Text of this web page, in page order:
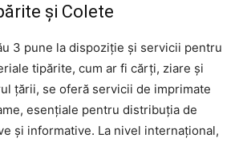
și Colete
3 pune la dispoziție și servicii pentru
tipărite, cum ar fi cărți, ziare și
țării, se oferă servicii de imprimate
esențiale pentru distribuția de
și informative. La nivel internațional,